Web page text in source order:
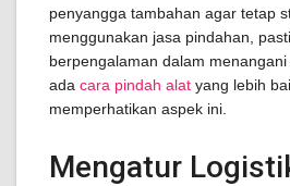
penyangga tambahan agar tetap
menggunakan jasa pindahan,
berpengalaman dalam
ada cara pindah alat yang lebih
memperhatikan aspek ini.
Mengatur